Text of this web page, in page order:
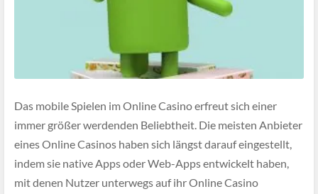
Das mobile Spielen im Online Casino erfreut sich einer
immer größer werdenden Beliebtheit. Die meisten Anbieter
eines Online Casinos haben sich längst darauf eingestellt,
indem sie native Apps oder Web-Apps entwickelt haben,
mit denen Nutzer unterwegs auf ihr Online Casino